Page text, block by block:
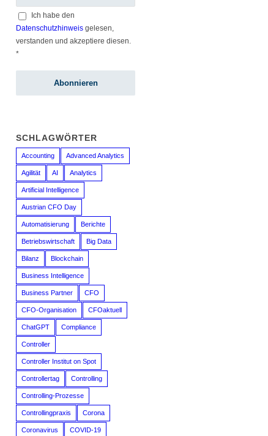
Ich habe den
Datenschutzhinweis gelesen,
verstanden und akzeptiere diesen.
*
SCHLAGWÖRTER
Accounting Advanced Analytics
Agilität AI Analytics
Artificial Intelligence
Austrian CFO Day
Automatisierung Berichte
Betriebswirtschaft Big Data
Bilanz Blockchain
Business Intelligence
Business Partner CFO
CFO-Organisation CFOaktuell
ChatGPT Compliance
Controller
Controller Institut on Spot
Controllertag Controlling
Controlling-Prozesse
Controllingpraxis Corona
Coronavirus COVID-19